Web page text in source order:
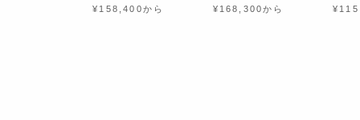
¥158,400から
¥168,300から